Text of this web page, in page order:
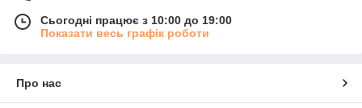
Сьогодні працює з 10:00 до 19:00
Показати весь графік роботи
Про нас